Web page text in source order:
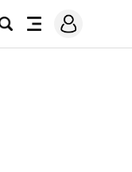
검
전
메
그